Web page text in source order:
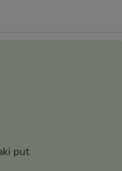
put